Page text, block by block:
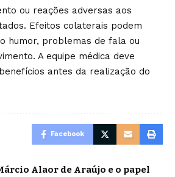
ou reações adversas aos
Efeitos colaterais podem
humor, problemas de fala ou
A equipe médica deve
antes da realização do
Facebook
Alaor de Araújo e o papel